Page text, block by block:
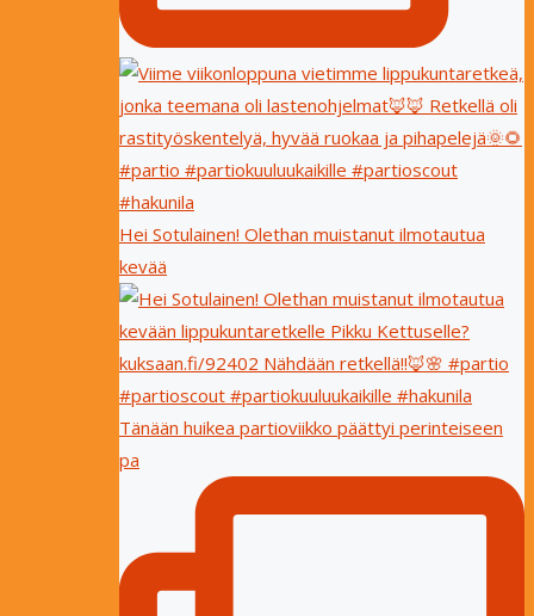
Hei Sotulainen! Olethan muistanut ilmotautua
kevää
Tänään huikea partioviikko päättyi perinteiseen
pa